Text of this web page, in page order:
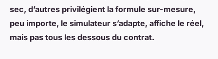
sec, d’autres privilégient la formule sur-mesure,
peu importe, le simulateur s’adapte, affiche le réel,
mais pas tous les dessous du contrat.